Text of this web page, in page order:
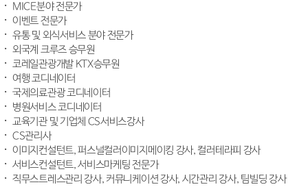
MICE분야 전문가
이벤트 전문가
유통 및 외식서비스 분야 전문가
외국계 크루즈 승무원
코레일관광개발 KTX승무원
여행 코디네이터
국제의료관광 코디네이터
병원서비스 코디네이터
교육기관 및 기업체 CS서비스강사
CS관리사
이미지컨설턴트, 퍼스널컬러이미지메이킹 강사, 컬러테라피 강사
서비스컨설턴트, 서비스마케팅 전문가
직무스트레스관리 강사, 커뮤니케이션 강사, 시간관리 강사, 팀빌딩 강사